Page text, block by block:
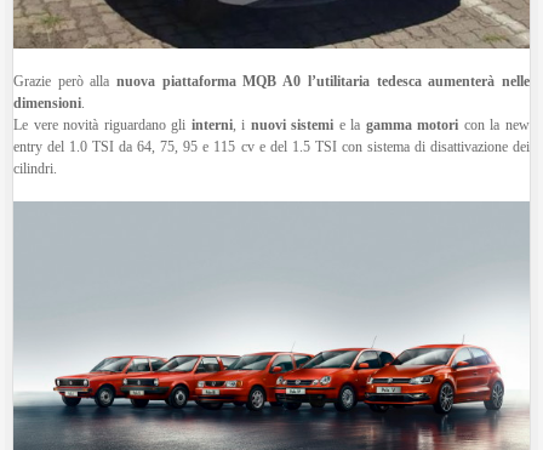
Grazie però allanuova piattaforma MQB A0 l’utilitaria tedesca aumenterà nelle
dimensioni.
Le vere novità riguardano gli interni, i nuovi sistemi e la gamma motori con la new
entry del 1.0 TSI da 64, 75, 95 e 115 cv e del 1.5 TSI con sistema di disattivazione dei
cilindri.